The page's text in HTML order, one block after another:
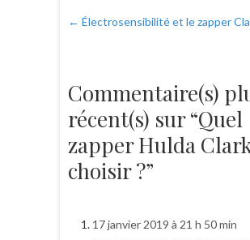
← Électrosensibilité et le zapper
Commentaire(s)
récent(s) sur “Quel
zapper Hulda
choisir ?”
17 janvier 2019 à 21 h 50 min